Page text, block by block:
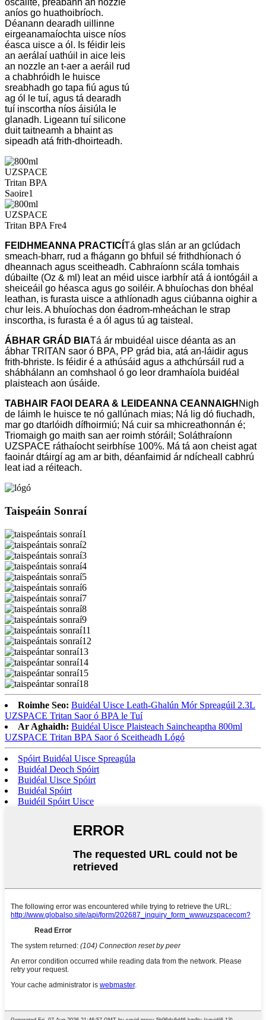
oscailte, preabann an nozzle
aníos go huathoibríoch.
Déanann dearadh uillinne
eirgeanamaíochta uisce níos
éasca uisce a ól. Is féidir leis
an aerálaí uathúil in aice leis
an nozzle an t-aer a aeráil rud
a chabhróidh le huisce
sreabhadh go tapa fiú agus tú
ag ól le tuí, agus tá dearadh
tuí inscortha níos áisiúla le
glanadh. Ligeann tuí silicone
duit taitneamh a bhaint as
sipeadh atá frith-dhoirteadh.
FEIDHMEANNA PRACTICÍ Tá glas slán ar an gclúdach
smeach-bharr, rud a fhágann go bhfuil sé frithdhíonach ó
dheannach agus sceitheadh. Cabhraíonn scála tomhais
dúbailte (Oz & ml) leat an méid uisce iarbhír atá á iontógáil a
sheiceáil go héasca agus go soiléir. A bhuíochas don bhéal
leathan, is furasta uisce a athlíonadh agus ciúbanna oighir a
chur leis. A bhuíochas don éadrom-mheáchan le strap
inscortha, is furasta é a ól agus tú ag taisteal.
ÁBHAR GRÁD BIATá ár mbuidéal uisce déanta as an
ábhar TRITAN saor ó BPA, PP grád bia, atá an-láidir agus
frith-bhriste. Is féidir é a athúsáid agus a athchúrsáil rud a
shábhálann an comhshaol ó go leor dramhaíola buidéal
plaisteach aon úsáide.
TABHAIR FAOI DEARA & LEIDEANNA CEANNAIGH Nigh
de láimh le huisce te nó gallúnach mias; Ná lig dó fiuchadh,
mar go dtarlóidh dífhoirmiú; Ná cuir sa mhicreathonnán é;
Triomaigh go maith san aer roimh stóráil; Soláthraíonn
UZSPACE ráthaíocht seirbhíse 100%. Má tá aon cheist agat
faoinár dtáirgí ag am ar bith, déanfaimid ár ndícheall cabhrú
leat iad a réiteach.
Taispeáin Sonraí
Roimhe Seo: Buidéal Uisce Leath-Ghalún Mór Spreagúil 2.3L
UZSPACE Tritan Saor ó BPA le Tuí
Ar Aghaidh: Buidéal Uisce Plaisteach Saincheaptha 800ml
UZSPACE Tritan BPA Saor ó Sceitheadh ​​Lógó
Spóirt Buidéal Uisce Spreagúla
Buidéal Deoch Spóirt
Buidéal Uisce Spóirt
Buidéal Spóirt
Buidéil Spóirt Uisce